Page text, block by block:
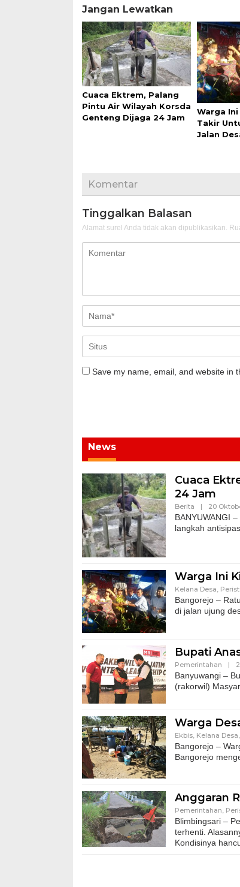
Jangan Lewatkan
Cuaca Ektrem, Palang
Pintu Air Wilayah Korsda
Genteng Dijaga 24 Jam
Warga
Takir
Jalan
Komentar
Tinggalkan Balasan
Alamat surel Anda tidak akan dipublikasikan.
Save my name, email, and website in
News
Cuaca
24 Jam
Berita | 20
BANYUWANGI
langkah
Warga Ini
Kelana Desa,
Bangorejo –
di jalan ujung
Bupati
Pemerintahan |
Banyuwangi –
(rakorwil)
Warga
Ekbis Kelana Desa
Bangorejo –
Bangorejo
Anggaran
Pemerintahan,
Blimbingsari –
terhenti.
Kondisinya